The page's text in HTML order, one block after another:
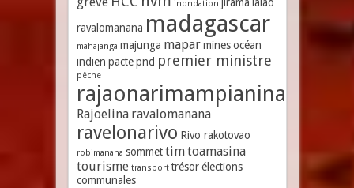
inondation jirama lalao
ravalomanana madagascar
mahajanga majunga mapar mines océan
indien pacte pnd premier ministre
pêche
rajaonarimampianina
Rajoelina ravalomanana
ravelonarivo Rivo rakotovao
robimanana sommet timtoamasina
tourisme transport trésor élections
communales